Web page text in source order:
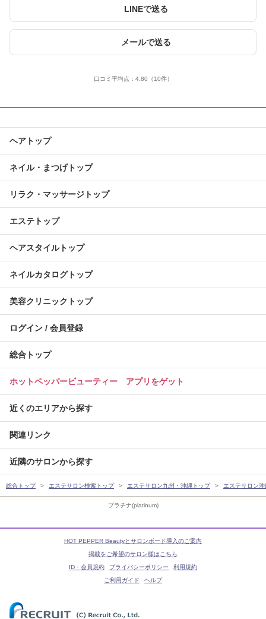
プラチナ(platinum)
LINEで送る
メールで送る
口コミ平均点： 4.80 （10件）
ヘアトップ
ネイル・まつげトップ
リラク・マッサージトップ
エステトップ
ヘアスタイルトップ
ネイルカタログトップ
美容クリニックトップ
ログイン / 会員登録
総合トップ
ホットペッパービューティー アプリをゲット
近くのエリアから探す
関連リンク
近隣のサロンから探す
総合トップ エステサロン検索トップ エステサロン九州・沖縄トップ エステサロン
HOT PEPPER Beautyとサロンボード導入のご案内
掲載をご希望のサロン様はこちら
ID・会員規約
プライバシーポリシー
利用規約
ご利用ガイド
ヘルプ